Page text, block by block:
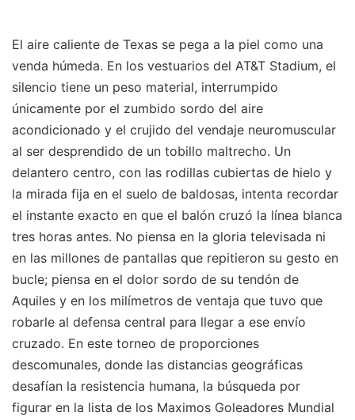
El aire caliente de Texas se pega a la piel como una
venda húmeda. En los vestuarios del AT&T Stadium, el
silencio tiene un peso material, interrumpido
únicamente por el zumbido sordo del aire
acondicionado y el crujido del vendaje neuromuscular
al ser desprendido de un tobillo maltrecho. Un
delantero centro, con las rodillas cubiertas de hielo y
la mirada fija en el suelo de baldosas, intenta recordar
el instante exacto en que el balón cruzó la línea blanca
tres horas antes. No piensa en la gloria televisada ni
en las millones de pantallas que repitieron su gesto en
bucle; piensa en el dolor sordo de su tendón de
Aquiles y en los milímetros de ventaja que tuvo que
robarle al defensa central para llegar a ese envío
cruzado. En este torneo de proporciones
descomunales, donde las distancias geográficas
desafían la resistencia humana, la búsqueda por
figurar en la lista de los Maximos Goleadores Mundial